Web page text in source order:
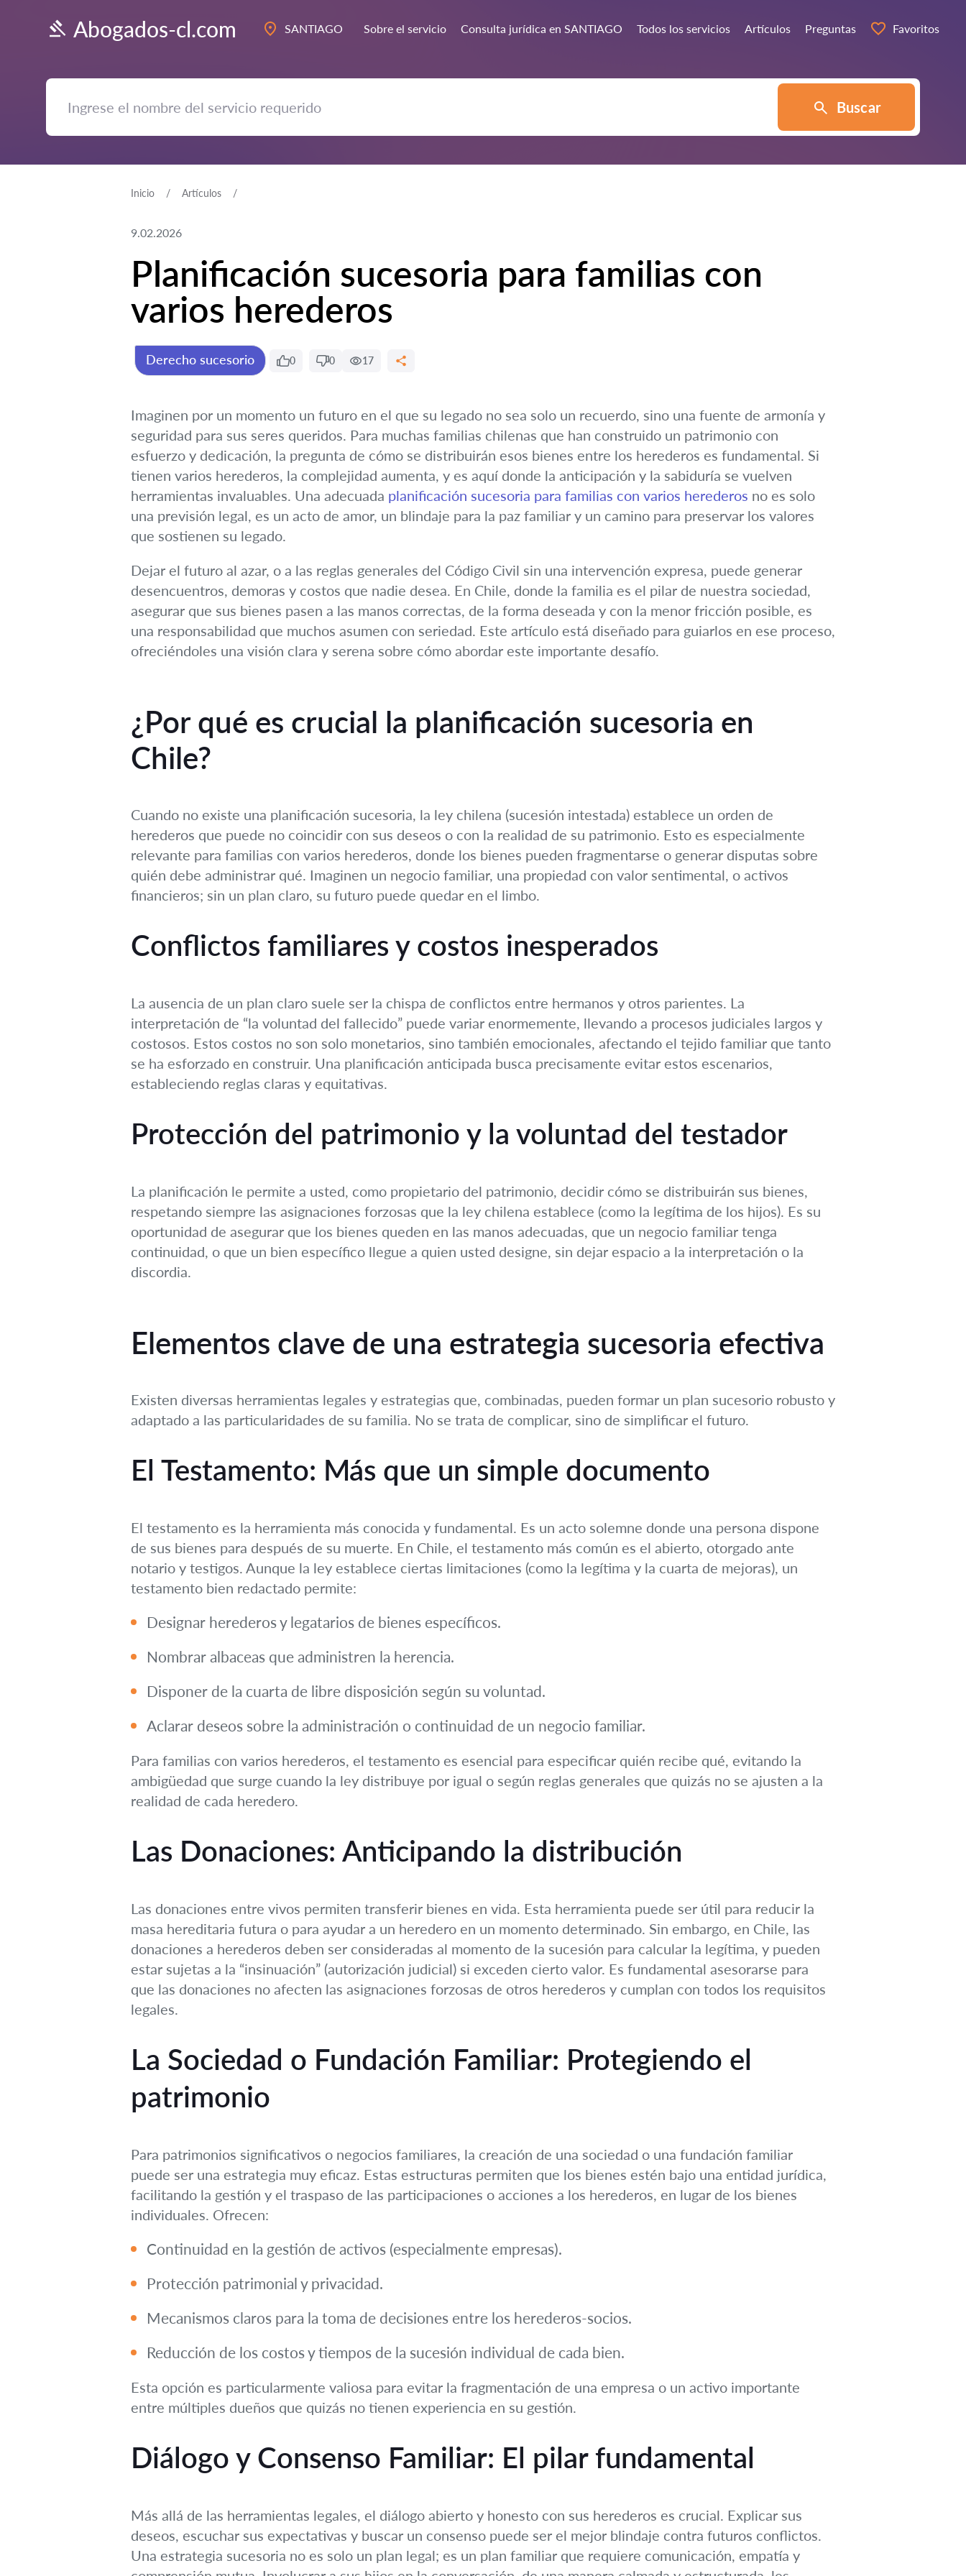
Abogados-cl.com SANTIAGO Sobre el servicio Consulta jurídica en SANTIAGO Todos los servicios Artículos Preguntas Favoritos
Buscar
Inicio Artículos
9.02.2026
Planificación sucesoria para familias con
varios herederos
Derecho sucesorio 0 0 17
Imaginen por un momento un futuro en el que su legado no sea solo un recuerdo, sino una fuente de armonía y
seguridad para sus seres queridos. Para muchas familias chilenas que han construido un patrimonio con
esfuerzo y dedicación, la pregunta de cómo se distribuirán esos bienes entre los herederos es fundamental. Si
tienen varios herederos, la complejidad aumenta, y es aquí donde la anticipación y la sabiduría se vuelven
herramientas invaluables. Una adecuada planificación sucesoria para familias con varios herederos no es solo
una previsión legal, es un acto de amor, un blindaje para la paz familiar y un camino para preservar los valores
que sostienen su legado.
Dejar el futuro al azar, o a las reglas generales del Código Civil sin una intervención expresa, puede generar
desencuentros, demoras y costos que nadie desea. En Chile, donde la familia es el pilar de nuestra sociedad,
asegurar que sus bienes pasen a las manos correctas, de la forma deseada y con la menor fricción posible, es
una responsabilidad que muchos asumen con seriedad. Este artículo está diseñado para guiarlos en ese proceso,
ofreciéndoles una visión clara y serena sobre cómo abordar este importante desafío.
¿Por qué es crucial la planificación sucesoria en
Chile?
Cuando no existe una planificación sucesoria, la ley chilena (sucesión intestada) establece un orden de
herederos que puede no coincidir con sus deseos o con la realidad de su patrimonio. Esto es especialmente
relevante para familias con varios herederos, donde los bienes pueden fragmentarse o generar disputas sobre
quién debe administrar qué. Imaginen un negocio familiar, una propiedad con valor sentimental, o activos
financieros; sin un plan claro, su futuro puede quedar en el limbo.
Conflictos familiares y costos inesperados
La ausencia de un plan claro suele ser la chispa de conflictos entre hermanos y otros parientes. La
interpretación de “la voluntad del fallecido” puede variar enormemente, llevando a procesos judiciales largos y
costosos. Estos costos no son solo monetarios, sino también emocionales, afectando el tejido familiar que tanto
se ha esforzado en construir. Una planificación anticipada busca precisamente evitar estos escenarios,
estableciendo reglas claras y equitativas.
Protección del patrimonio y la voluntad del testador
La planificación le permite a usted, como propietario del patrimonio, decidir cómo se distribuirán sus bienes,
respetando siempre las asignaciones forzosas que la ley chilena establece (como la legítima de los hijos). Es su
oportunidad de asegurar que los bienes queden en las manos adecuadas, que un negocio familiar tenga
continuidad, o que un bien específico llegue a quien usted designe, sin dejar espacio a la interpretación o la
discordia.
Elementos clave de una estrategia sucesoria efectiva
Existen diversas herramientas legales y estrategias que, combinadas, pueden formar un plan sucesorio robusto y
adaptado a las particularidades de su familia. No se trata de complicar, sino de simplificar el futuro.
El Testamento: Más que un simple documento
El testamento es la herramienta más conocida y fundamental. Es un acto solemne donde una persona dispone
de sus bienes para después de su muerte. En Chile, el testamento más común es el abierto, otorgado ante
notario y testigos. Aunque la ley establece ciertas limitaciones (como la legítima y la cuarta de mejoras), un
testamento bien redactado permite:
Designar herederos y legatarios de bienes específicos.
Nombrar albaceas que administren la herencia.
Disponer de la cuarta de libre disposición según su voluntad.
Aclarar deseos sobre la administración o continuidad de un negocio familiar.
Para familias con varios herederos, el testamento es esencial para especificar quién recibe qué, evitando la
ambigüedad que surge cuando la ley distribuye por igual o según reglas generales que quizás no se ajusten a la
realidad de cada heredero.
Las Donaciones: Anticipando la distribución
Las donaciones entre vivos permiten transferir bienes en vida. Esta herramienta puede ser útil para reducir la
masa hereditaria futura o para ayudar a un heredero en un momento determinado. Sin embargo, en Chile, las
donaciones a herederos deben ser consideradas al momento de la sucesión para calcular la legítima, y pueden
estar sujetas a la “insinuación” (autorización judicial) si exceden cierto valor. Es fundamental asesorarse para
que las donaciones no afecten las asignaciones forzosas de otros herederos y cumplan con todos los requisitos
legales.
La Sociedad o Fundación Familiar: Protegiendo el
patrimonio
Para patrimonios significativos o negocios familiares, la creación de una sociedad o una fundación familiar
puede ser una estrategia muy eficaz. Estas estructuras permiten que los bienes estén bajo una entidad jurídica,
facilitando la gestión y el traspaso de las participaciones o acciones a los herederos, en lugar de los bienes
individuales. Ofrecen:
Continuidad en la gestión de activos (especialmente empresas).
Protección patrimonial y privacidad.
Mecanismos claros para la toma de decisiones entre los herederos-socios.
Reducción de los costos y tiempos de la sucesión individual de cada bien.
Esta opción es particularmente valiosa para evitar la fragmentación de una empresa o un activo importante
entre múltiples dueños que quizás no tienen experiencia en su gestión.
Diálogo y Consenso Familiar: El pilar fundamental
Más allá de las herramientas legales, el diálogo abierto y honesto con sus herederos es crucial. Explicar sus
deseos, escuchar sus expectativas y buscar un consenso puede ser el mejor blindaje contra futuros conflictos.
Una estrategia sucesoria no es solo un plan legal; es un plan familiar que requiere comunicación, empatía y